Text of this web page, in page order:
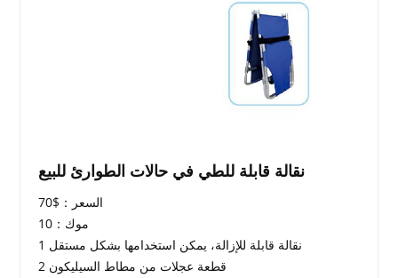
نقالة قابلة للطي في حالات الطوارئ للبيع
السعر：$70
موك：10
1 نقالة قابلة للإزالة، يمكن استخدامها بشكل مستقل
2 قطعة عجلات من مطاط السيليكون